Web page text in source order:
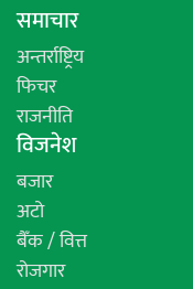
समाचार
अन्तर्राष्ट्रिय
फिचर
राजनीति
विजनेश
बजार
अटो
बैँक / वित्त
रोजगार